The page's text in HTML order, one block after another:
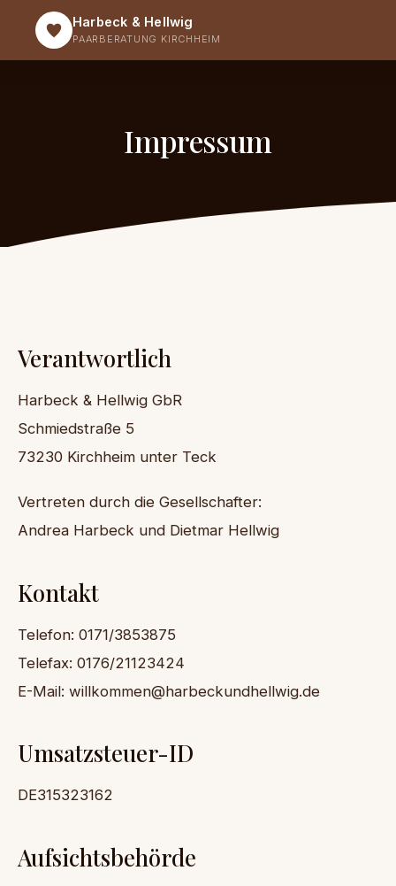
Harbeck & Hellwig
PAARBERATUNG KIRCHHEIM
Impressum
Verantwortlich
Harbeck & Hellwig GbR
Schmiedstraße 5
73230 Kirchheim unter Teck
Vertreten durch die Gesellschafter:
Andrea Harbeck und Dietmar Hellwig
Kontakt
Telefon: 0171/3853875
Telefax: 0176/21123424
E-Mail: willkommen@harbeckundhellwig.de
Umsatzsteuer-ID
DE315323162
Aufsichtsbehörde